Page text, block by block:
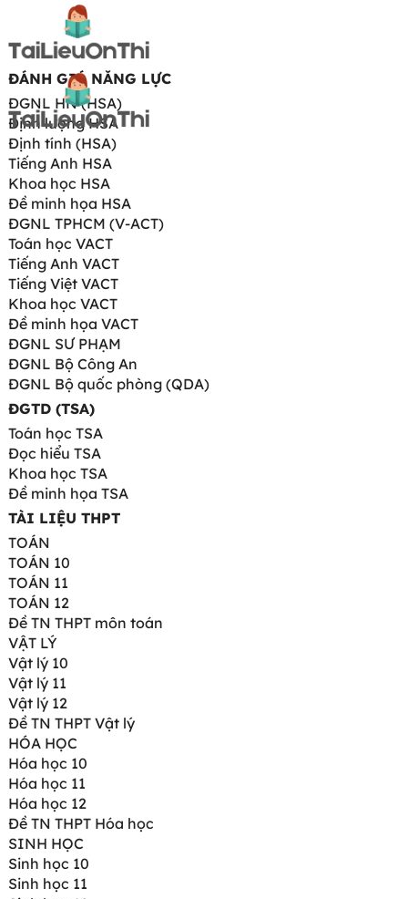
ĐÁNH GIÁ NĂNG LỰC
ĐGNL HN (HSA)
Định lượng HSA
Định tính (HSA)
Tiếng Anh HSA
Khoa học HSA
Đề minh họa HSA
ĐGNL TPHCM (V-ACT)
Toán học VACT
Tiếng Anh VACT
Tiếng Việt VACT
Khoa học VACT
Đề minh họa VACT
ĐGNL SƯ PHẠM
ĐGNL Bộ Công An
ĐGNL Bộ quốc phòng (QDA)
ĐGTD (TSA)
Toán học TSA
Đọc hiểu TSA
Khoa học TSA
Đề minh họa TSA
TÀI LIỆU THPT
TOÁN
TOÁN 10
TOÁN 11
TOÁN 12
Đề TN THPT môn toán
VẬT LÝ
Vật lý 10
Vật lý 11
Vật lý 12
Đề TN THPT Vật lý
HÓA HỌC
Hóa học 10
Hóa học 11
Hóa học 12
Đề TN THPT Hóa học
SINH HỌC
Sinh học 10
Sinh học 11